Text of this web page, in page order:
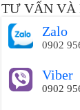
TƯ VẤN VÀ
Zalo
0902
Viber
0902